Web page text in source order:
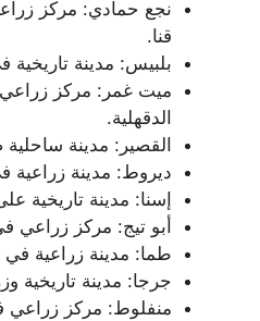
نجع حمادي: مركز
قنا.
بلبيس: مدينة
ميت غمر: مركز
الدقهلية.
القصير: مدينة
ديروط: مدينة
إسنا: مدينة تاريخية
أبو تيج: مركز
طما: مدينة زراعية
جرجا: مدينة تاريخية
منفلوط: مركز